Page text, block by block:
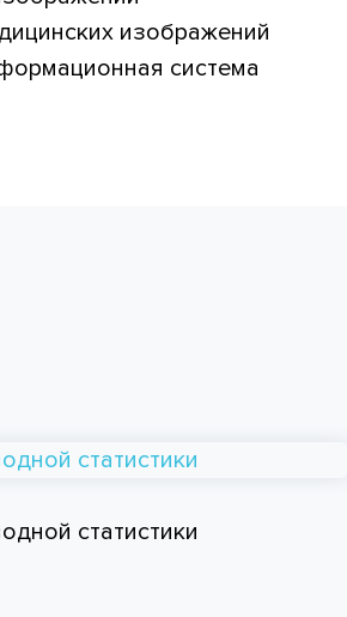
изображений
система
статистики